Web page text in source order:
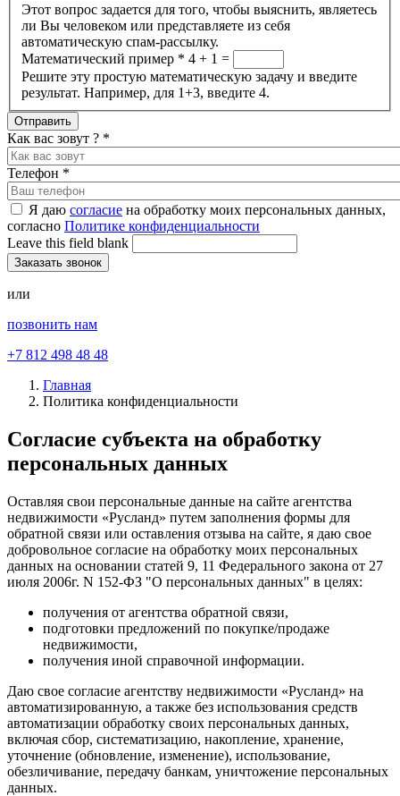
Этот вопрос задается для того, чтобы выяснить, являетесь
ли Вы человеком или представляете из себя
автоматическую спам-рассылку.
Математический пример * 4 + 1 =
Решите эту простую математическую задачу и введите
результат. Например, для 1+3, введите 4.
Как вас зовут ? *
Телефон *
Я даю согласие на обработку моих персональных данных,
согласно Политике конфиденциальности
Leave this field blank
или
позвонить нам
+7 812 498 48 48
Главная
Политика конфиденциальности
Согласие субъекта на обработку
персональных данных
Оставляя свои персональные данные на сайте агентства
недвижимости «Русланд» путем заполнения формы для
обратной связи или оставления отзыва на сайте, я даю свое
добровольное согласие на обработку моих персональных
данных на основании статей 9, 11 Федерального закона от 27
июля 2006г. N 152-ФЗ "О персональных данных" в целях:
получения от агентства обратной связи,
подготовки предложений по покупке/продаже
недвижимости,
получения иной справочной информации.
Даю свое согласие агентству недвижимости «Русланд» на
автоматизированную, а также без использования средств
автоматизации обработку своих персональных данных,
включая сбор, систематизацию, накопление, хранение,
уточнение (обновление, изменение), использование,
обезличивание, передачу банкам, уничтожение персональных
данных.